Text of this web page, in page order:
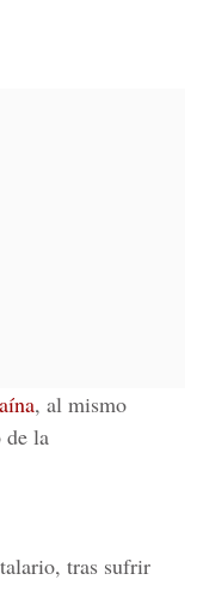
, al mismo
de la
tras sufrir